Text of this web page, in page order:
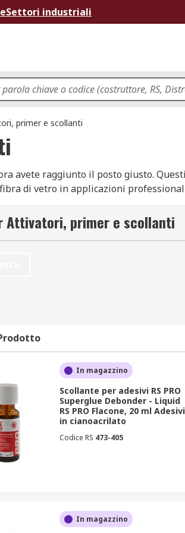
Settori industriali
primer e scollanti
avete raggiunto il posto giusto.
di vetro in applicazioni
di indurimento dei componenti
per attivare il processo di
strutturali per legare metalli,
motore. Altri settori in cui vengono
di ceramica.
per creare uno strato di
rivestimento per ottenere risultati
i componenti e le superfici prima
prodotto adesivo da rimuovere.
primer e scollanti
In magazzino
Scollante per adesivi RS PRO
Superglue Debonder - Liquid
RS PRO Flacone, 20 ml Adesivi
in cianoacrilato
Codice RS 473-405
In magazzino